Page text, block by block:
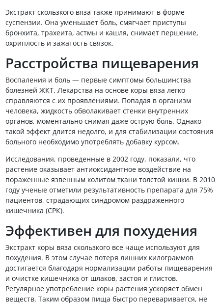
Экстракт скользкого вяза также принимают в форме
суспензии. Она уменьшает боль, смягчает приступы
бронхита, трахеита, астмы и кашля, снимает першение,
охриплость и зажатость связок.
Расстройства пищеварения
Воспаления и боль — первые симптомы большинства
болезней ЖКТ. Лекарства на основе коры вяза легко
справляются с их проявлениями. Попадая в организм
человека, жидкость обволакивает стенки внутренних
органов, моментально снимая даже острую боль. Однако
такой эффект длится недолго, и для стабилизации состояния
больного необходимо употреблять добавку курсом.
Исследования, проведенные в 2002 году, показали, что
растение оказывает антиоксидантное воздействие на
пораженные язвенным колитом ткани толстой кишки. В 2010
году ученые отметили результативность препарата для 75%
пациентов, страдающих синдромом раздраженного
кишечника (СРК).
Эффективен для похудения
Экстракт коры вяза скользкого все чаще используют для
похудения. В этом случае потеря лишних килограммов
достигается благодаря нормализации работы пищеварения
и очистке кишечника от шлаков, застоя и глистов.
Регулярное употребление коры растения ускоряет обмен
веществ. Таким образом пища быстро переваривается, не